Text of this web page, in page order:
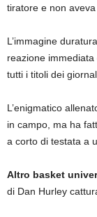
tiratore e non aveva
L’immagine
reazione
tutti i titoli dei
L’enigmatico
in campo, ma ha
a corto di testata a
Altro basket
di Dan Hurley